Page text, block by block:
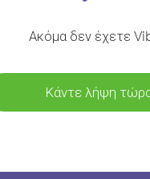
Ακόμα δεν έχετε
Κάντε λήψη